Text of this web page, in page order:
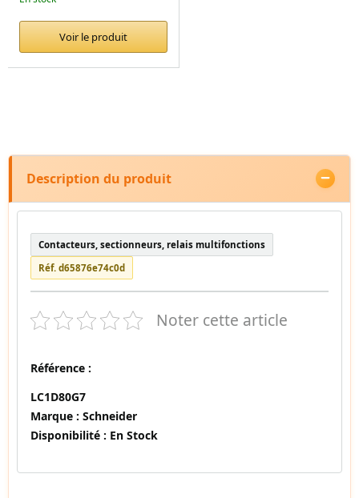
Voir le produit
Description du produit
Contacteurs, sectionneurs, relais multifonctions
Réf. d65876e74c0d
Noter cette article
Référence :
LC1D80G7
Marque : Schneider
Disponibilité : En Stock